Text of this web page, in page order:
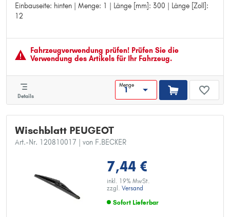
Einbauseite: hinten | Menge: 1 | Länge [mm]: 300 | Länge [Zoll]:
12
Einbauseite: hinten
Menge: 1
Länge [Zoll]: 12
Fahrzeugver­wendung prüfen! Prüfen Sie die
Verwendung des Artikels für Ihr Fahrzeug.
Details
Menge
Wischblatt PEUGEOT
Art.-Nr. 120810017 | von F.BECKER
7,44 €
inkl. 19% MwSt.
zzgl. Versand
Sofort Lieferbar